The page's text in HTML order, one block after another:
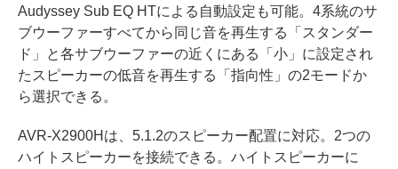
Audyssey Sub EQ HTによる自動設定も可能。4系統のサ
ブウーファーすべてから同じ音を再生する「スタンダー
ド」と各サブウーファーの近くにある「小」に設定され
たスピーカーの低音を再生する「指向性」の2モードか
ら選択できる。
AVR-X2900Hは、5.1.2のスピーカー配置に対応。2つの
ハイトスピーカーを接続できる。ハイトスピーカーに